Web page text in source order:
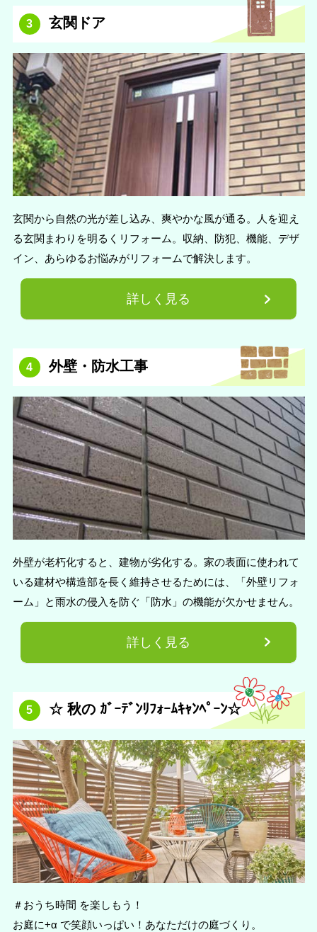
3 玄関ドア
玄関から自然の光が差し込み、爽やかな風が通る。人を迎え
る玄関まわりを明るくリフォーム。収納、防犯、機能、デザ
イン、あらゆるお悩みがリフォームで解決します。
詳しく見る
4 外壁・防水工事
外壁が老朽化すると、建物が劣化する。家の表面に使われて
いる建材や構造部を長く維持させるためには、「外壁リフォ
ーム」と雨水の侵入を防ぐ「防水」の機能が欠かせません。
詳しく見る
5 ☆ 秋の ｶﾞｰﾃﾞﾝﾘﾌｫｰﾑｷｬﾝﾍﾟｰﾝ☆
＃おうち時間 を楽しもう！
お庭に+α で笑顔いっぱい！あなただけの庭づくり。